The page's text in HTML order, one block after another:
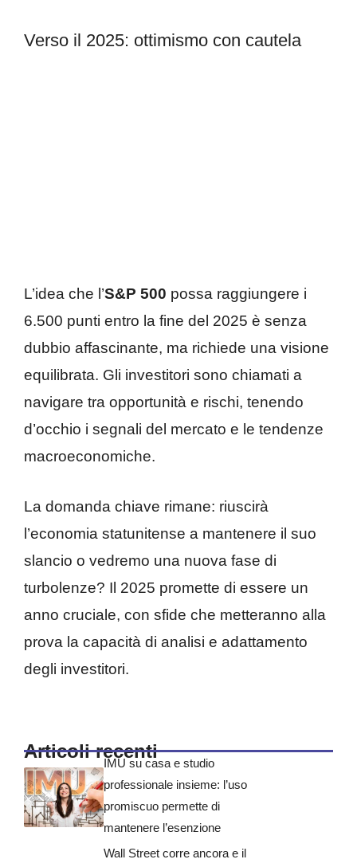
Verso il 2025: ottimismo con cautela
L’idea che l’S&P 500 possa raggiungere i
6.500 punti entro la fine del 2025 è senza
dubbio affascinante, ma richiede una visione
equilibrata. Gli investitori sono chiamati a
navigare tra opportunità e rischi, tenendo
d’occhio i segnali del mercato e le tendenze
macroeconomiche.
La domanda chiave rimane: riuscirà
l’economia statunitense a mantenere il suo
slancio o vedremo una nuova fase di
turbolenze? Il 2025 promette di essere un
anno cruciale, con sfide che metteranno alla
prova la capacità di analisi e adattamento
degli investitori.
Articoli recenti
IMU su casa e studio
professionale insieme: l’uso
promiscuo permette di
mantenere l’esenzione
Wall Street corre ancora e il